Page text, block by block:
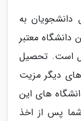
دانشجویان به
دانشگاه معتبر
است. تحصیل
دیگر مزیت
های این
پس از اخذ